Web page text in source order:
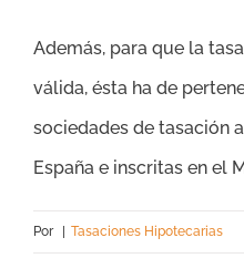
Además, para que la
válida, ésta ha de
sociedades de tasación
España e inscritas en el
Por | Tasaciones Hipotecarias